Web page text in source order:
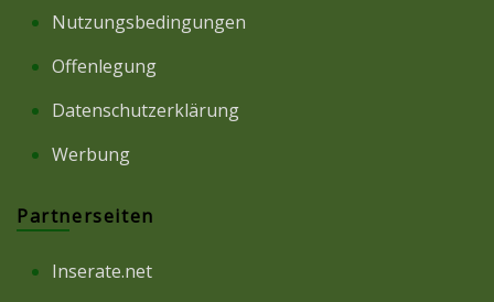
Nutzungsbedingungen
Offenlegung
Datenschutzerklärung
Werbung
Partnerseiten
Inserate.net